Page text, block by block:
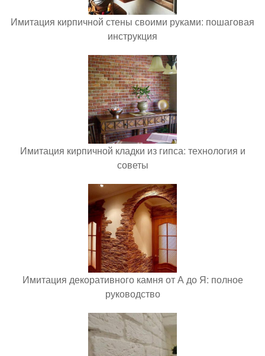
Имитация кирпичной стены своими руками: пошаговая
инструкция
Имитация кирпичной кладки из гипса: технология и
советы
Имитация декоративного камня от А до Я: полное
руководство